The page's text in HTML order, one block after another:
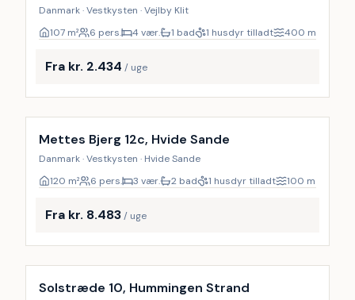
Danmark · Vestkysten · Vejlby Klit
107 m² 6 pers. 4 vær. 1 bad 1 husdyr tilladt 400 m
Fra kr. 2.434 / uge
Inkl. rengøring
Mettes Bjerg 12c, Hvide Sande
Danmark · Vestkysten · Hvide Sande
120 m² 6 pers. 3 vær. 2 bad 1 husdyr tilladt 100 m
Fra kr. 8.483/ uge
Inkl. rengøring
Solstræde 10, Hummingen Strand